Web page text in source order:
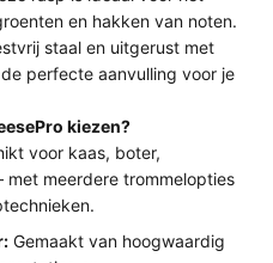
en hakken van noten.
staal en uitgerust met
perfecte aanvulling voor je
kiezen?
voor kaas, boter,
met meerdere trommelopties
Gemaakt van hoogwaardig